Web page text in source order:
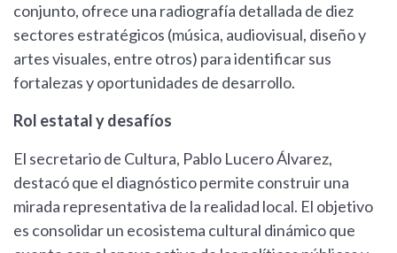
conjunto, ofrece una radiografía detallada de diez
sectores estratégicos (música, audiovisual, diseño y
artes visuales, entre otros) para identificar sus
fortalezas y oportunidades de desarrollo.
Rol estatal y desafíos
El secretario de Cultura, Pablo Lucero Álvarez,
destacó que el diagnóstico permite construir una
mirada representativa de la realidad local. El objetivo
es consolidar un ecosistema cultural dinámico que